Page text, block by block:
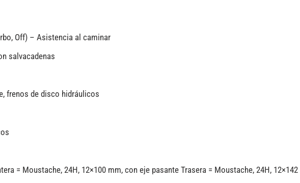
Off) – Asistencia al caminar
salvacadenas
frenos de disco hidráulicos
= Moustache, 24H, 12×100 mm, con eje pasante Trasera = Moustache, 24H,